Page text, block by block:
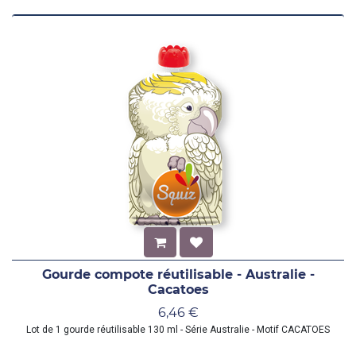
Gourde compote réutilisable - Australie -
Cacatoes
6,46€
Lot de 1 gourde réutilisable 130 ml - Série Australie - Motif CACATOES